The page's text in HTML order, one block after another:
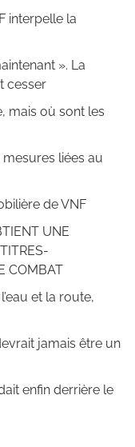
interpelle la
». La
cesser
mais où sont les
liées au
de VNF
UNE
COMBAT
et la route,
jamais être un
enfin derrière le